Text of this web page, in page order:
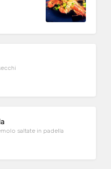
saltate in padella